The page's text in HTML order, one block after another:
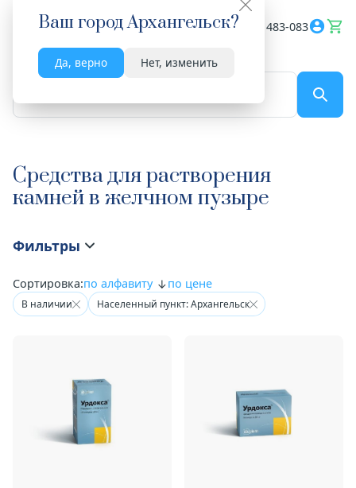
Ваш городАрхангельск?
Да, верно Нет, изменить
Весь сайт 8182 483-083
Средства для растворения
камней в желчном пузыре
Фильтры
Сортировка:по алфавиту по цене
В наличии Населенный пункт: Архангельск